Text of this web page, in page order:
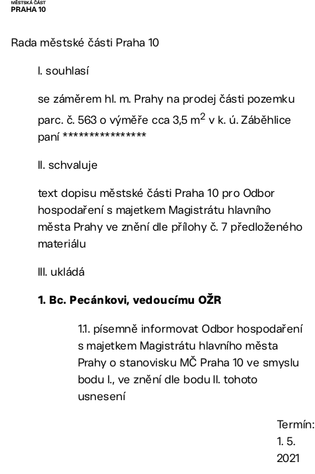
Rada městské části Praha 10
I. souhlasí
se záměrem hl. m. Prahy na prodej části pozemku
parc. č. 563 o výměře cca 3,5 m2 v k. ú. Záběhlice
paní ****************
II. schvaluje
text dopisu městské části Praha 10 pro Odbor
hospodaření s majetkem Magistrátu hlavního
města Prahy ve znění dle přílohy č. 7 předloženého
materiálu
III. ukládá
1. Bc. Pecánkovi, vedoucímu OŽR
1.1. písemně informovat Odbor hospodaření
s majetkem Magistrátu hlavního města
Prahy o stanovisku MČ Praha 10 ve smyslu
bodu I., ve znění dle bodu II. tohoto
usnesení
Termín:
1. 5.
2021